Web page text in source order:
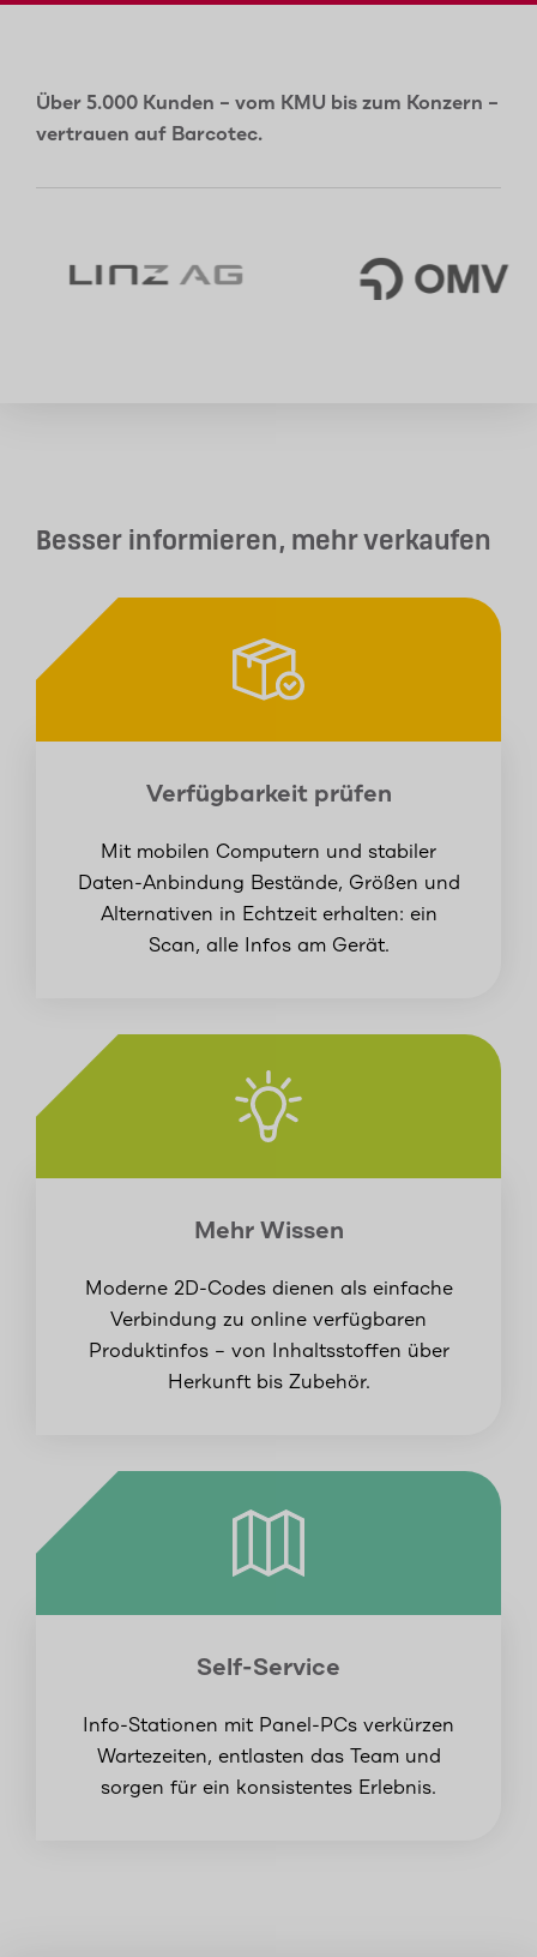
Über 5.000 Kunden – vom KMU bis zum Konzern –
vertrauen auf Barcotec.
Besser informieren, mehr verkaufen
Verfügbarkeit prüfen
Mit mobilen Computern und stabiler
Daten-Anbindung Bestände, Größen und
Alternativen in Echtzeit erhalten: ein
Scan, alle Infos am Gerät.
Mehr Wissen
Moderne 2D-Codes dienen als einfache
Verbindung zu online verfügbaren
Produktinfos – von Inhaltsstoffen über
Herkunft bis Zubehör.
Self-Service
Info-Stationen mit Panel-PCs verkürzen
Wartezeiten, entlasten das Team und
sorgen für ein konsistentes Erlebnis.